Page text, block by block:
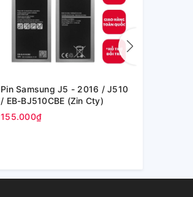
Pin Samsung J5 - 2016 / J510
/ EB-BJ510CBE (Zin Cty)
155.000₫